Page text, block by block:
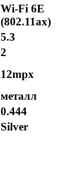
Wi-Fi 6E
(802.11ax)
5.3
2
12mpx
металл
0.444
Silver